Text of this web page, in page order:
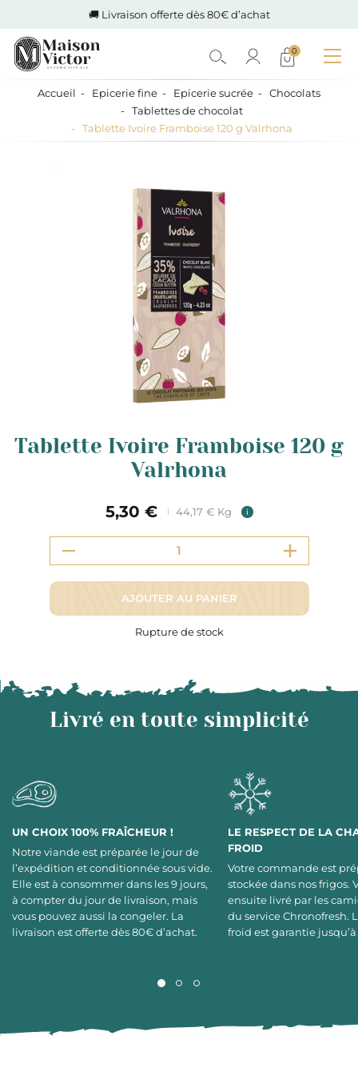
🚚 Livraison offerte dès 80€ d’achat
0
Accueil Epicerie fine Epicerie sucrée
Chocolats
Tablettes de chocolat
Tablette Ivoire Framboise 120 g Valrhona
Tablette Ivoire Framboise 120 g
Valrhona
5,30 € 44,17 € Kg i
AJOUTER AU PANIER
Rupture de stock
Livré en toute simplicité
UN CHOIX 100% FRAÎCHEUR !
Notre viande est préparée le jour de
l’expédition et conditionnée sous vide.
Elle est à consommer dans les 9 jours,
à compter du jour de livraison, mais
vous pouvez aussi la congeler. La
livraison est offerte dès 80€ d’achat.
LE RESPECT DE LA
FROID
Votre commande est
stockée dans nos frigos.
ensuite livré par les
du service Chronofresh.
froid est garantie